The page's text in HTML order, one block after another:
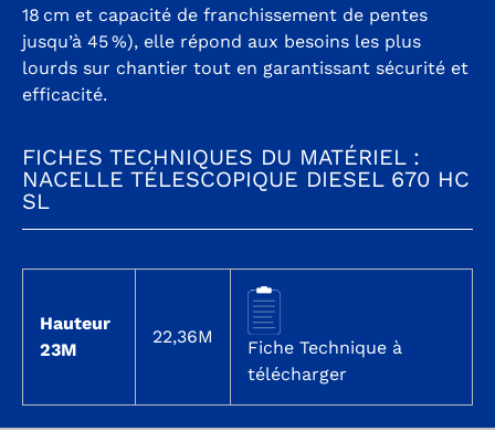
18 cm et capacité de franchissement de pentes
jusqu’à 45 %), elle répond aux besoins les plus
lourds sur chantier tout en garantissant sécurité et
efficacité.
FICHES TECHNIQUES DU MATÉRIEL :
NACELLE TÉLESCOPIQUE DIESEL 670 HC
SL
Hauteur
23M
22,36M
Fiche Technique à
télécharger